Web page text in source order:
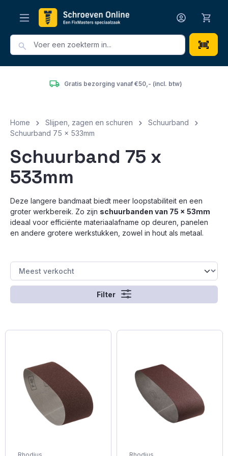
Gratis bezorging vanaf €50,- (incl. btw)
Home Slijpen, zagen en schuren
Schuurband
Schuurband 75 x 533mm
Schuurband 75 x
533mm
Deze langere bandmaat biedt meer loopstabiliteit en een
groter werkbereik. Zo zijn schuurbanden van 75 x 53mm
ideaal voor efficiënte materiaalafname op deuren, panelen
en andere grotere werkstukken, zowel in hout als metaal.
Filter